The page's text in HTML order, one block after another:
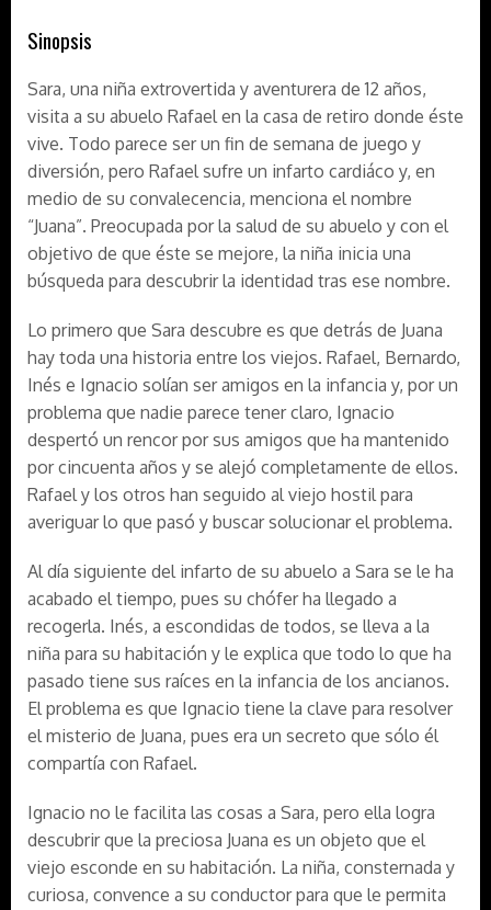
Sinopsis
Sara, una niña extrovertida y aventurera de 12 años,
visita a su abuelo Rafael en la casa de retiro donde éste
vive. Todo parece ser un fin de semana de juego y
diversión, pero Rafael sufre un infarto cardiáco y, en
medio de su convalecencia, menciona el nombre
“Juana”. Preocupada por la salud de su abuelo y con el
objetivo de que éste se mejore, la niña inicia una
búsqueda para descubrir la identidad tras ese nombre.
Lo primero que Sara descubre es que detrás de Juana
hay toda una historia entre los viejos. Rafael, Bernardo,
Inés e Ignacio solían ser amigos en la infancia y, por un
problema que nadie parece tener claro, Ignacio
despertó un rencor por sus amigos que ha mantenido
por cincuenta años y se alejó completamente de ellos.
Rafael y los otros han seguido al viejo hostil para
averiguar lo que pasó y buscar solucionar el problema.
Al día siguiente del infarto de su abuelo a Sara se le ha
acabado el tiempo, pues su chófer ha llegado a
recogerla. Inés, a escondidas de todos, se lleva a la
niña para su habitación y le explica que todo lo que ha
pasado tiene sus raíces en la infancia de los ancianos.
El problema es que Ignacio tiene la clave para resolver
el misterio de Juana, pues era un secreto que sólo él
compartía con Rafael.
Ignacio no le facilita las cosas a Sara, pero ella logra
descubrir que la preciosa Juana es un objeto que el
viejo esconde en su habitación. La niña, consternada y
curiosa, convence a su conductor para que le permita